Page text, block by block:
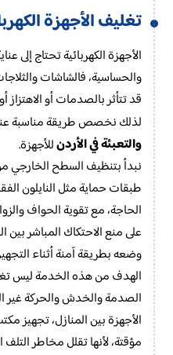
تغليف الأجهزة
الأجهزة الكهربائية تحتاج إلى
والحساسية، فالشاشات
قد تتأثر بالصدمات أو
لذلك نخصص طريقة مناسبة
والتعبئة في الأردنللأجهزة.
نبدأ بتنظيف السطح الخارجي
طبقات حماية مثل النايلون
الحاجة، مع تقوية الحواف
على منع الاحتكاك المباشر بين
وضعه بطريقة آمنة أثناء
الهدف من هذه الخدمة ليس
الصدمة والخدش والحركة غير
الأجهزة بين المنازل، تجهيز
مؤقتة، لأنها تقلل مخاطر